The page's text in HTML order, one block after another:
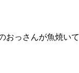
っさんが魚焼い